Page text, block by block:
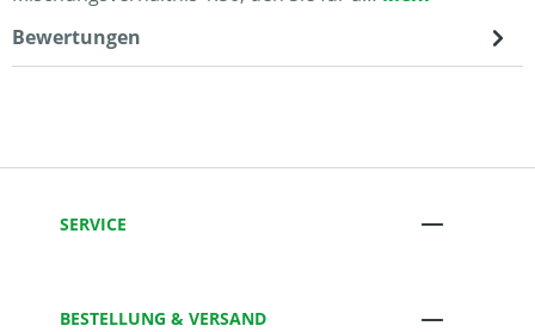
Bewertungen
SERVICE
BESTELLUNG & VERSAND